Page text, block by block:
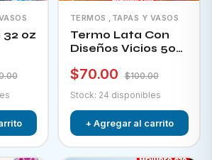
32 oz
TERMOS ,TAPAS Y VASOS
Termo Lata Con
Diseños Vicios 500
$70.00
$100.00
Stock: 24 disponibles
+ Agregar al carrito